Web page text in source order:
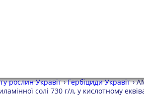
рослин Укравіт › Гербіциди Укравіт ›
солі 730 г/л, у кислотному